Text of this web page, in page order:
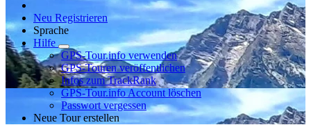
Neu Registrieren
Sprache
Hilfe
GPS-Tour.info verwenden
GPS-Touren veröffentlichen
Infos zum TrackRank
GPS-Tour.info Account löschen
Passwort vergessen
Neue Tour erstellen